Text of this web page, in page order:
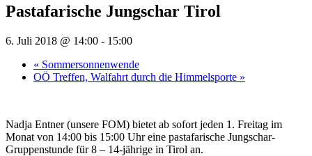
Pastafarische Jungschar Tirol
6. Juli 2018 @ 14:00 - 15:00
« Sommersonnenwende
OÖ Treffen, Walfahrt durch die Himmelsporte »
Nadja Entner (unsere FOM) bietet ab sofort jeden 1. Freitag im
Monat von 14:00 bis 15:00 Uhr eine pastafarische Jungschar-
Gruppenstunde für 8 – 14-jährige in Tirol an.